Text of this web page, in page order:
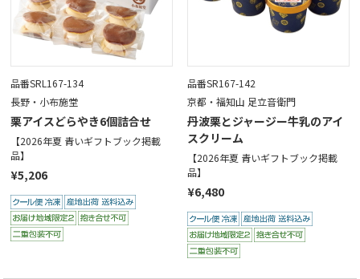
品番SRL167-134
長野・小布施堂
栗アイスどらやき6個詰合せ
【2026年夏 青いギフトブック掲載
品】
¥5,206
品番SR167-142
京都・福知山 足立音衛門
丹波栗とジャージー牛乳のアイ
スクリーム
【2026年夏 青いギフトブック掲載
品】
¥6,480